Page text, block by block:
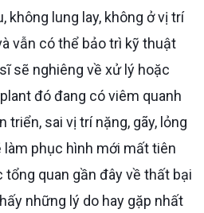
không lung lay, không ở vị trí
vẫn có thể bảo trì kỹ thuật
sẽ nghiêng về xử lý hoặc
đó đang có viêm quanh
triển, sai vị trí nặng, gãy, lỏng
phục hình mới mất tiên
tổng quan gần đây về thất bại
những lý do hay gặp nhất